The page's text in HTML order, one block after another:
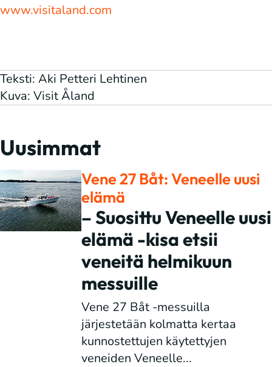
www.visitaland.com
Teksti: Aki Petteri Lehtinen
Kuva: Visit Åland
Uusimmat
Vene 27 Båt: Veneelle uusi
elämä
– Suosittu Veneelle uusi
elämä -kisa etsii
veneitä helmikuun
messuille
Vene 27 Båt -messuilla
järjestetään kolmatta kertaa
kunnostettujen käytettyjen
veneiden Veneelle...